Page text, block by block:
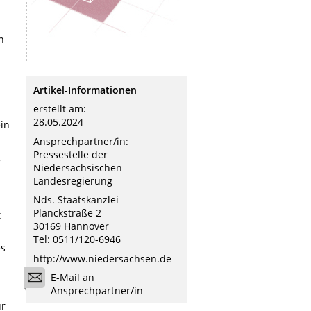
Artikel-Informationen
erstellt am:
28.05.2024
Ansprechpartner/in:
Pressestelle der
Niedersächsischen
Landesregierung
Nds. Staatskanzlei
Planckstraße 2
30169 Hannover
Tel: 0511/120-6946
http://www.niedersachsen.de
E-Mail an
Ansprechpartner/in